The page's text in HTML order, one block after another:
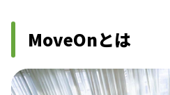
MoveOnとは